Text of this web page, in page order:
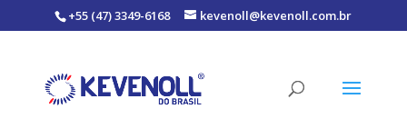
+55 (47) 3349-6168 kevenoll@kevenoll.com.br